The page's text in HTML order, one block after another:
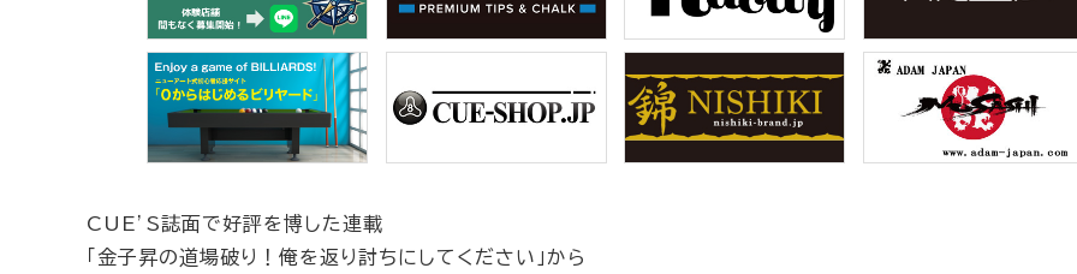
CUE’S誌面で好評を博した連載
「金子昇の道場破り！俺を返り討ちにしてください」から